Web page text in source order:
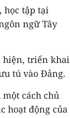
học tập tại
ngữ Tây
hiện, triển khai
tú vào Đảng.
cách chủ
hoạt động của